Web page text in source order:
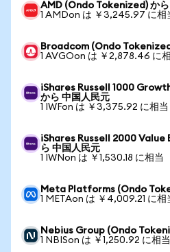
AMD (Ondo Tokenized) から
1 AMDon は ￥3,245.97 に相
Broadcom (Ondo
1 AVGOon は ￥2,878.46 に
iShares Russell 1000
から 中国人民元
1 IWFon は ￥3,375.92 に相当
iShares Russell 2000 Value
ら 中国人民元
1 IWNon は ￥1,530.18 に相当
Meta Platforms (Ondo
1 METAon は ￥4,009.21 に相
Nebius Group (Ondo
1 NBISon は ￥1,250.92 に相当